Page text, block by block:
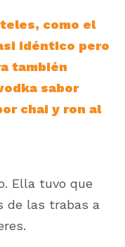
como el
idéntico pero
también
sabor
chai y ron al
Ella tuvo que
de las trabas a